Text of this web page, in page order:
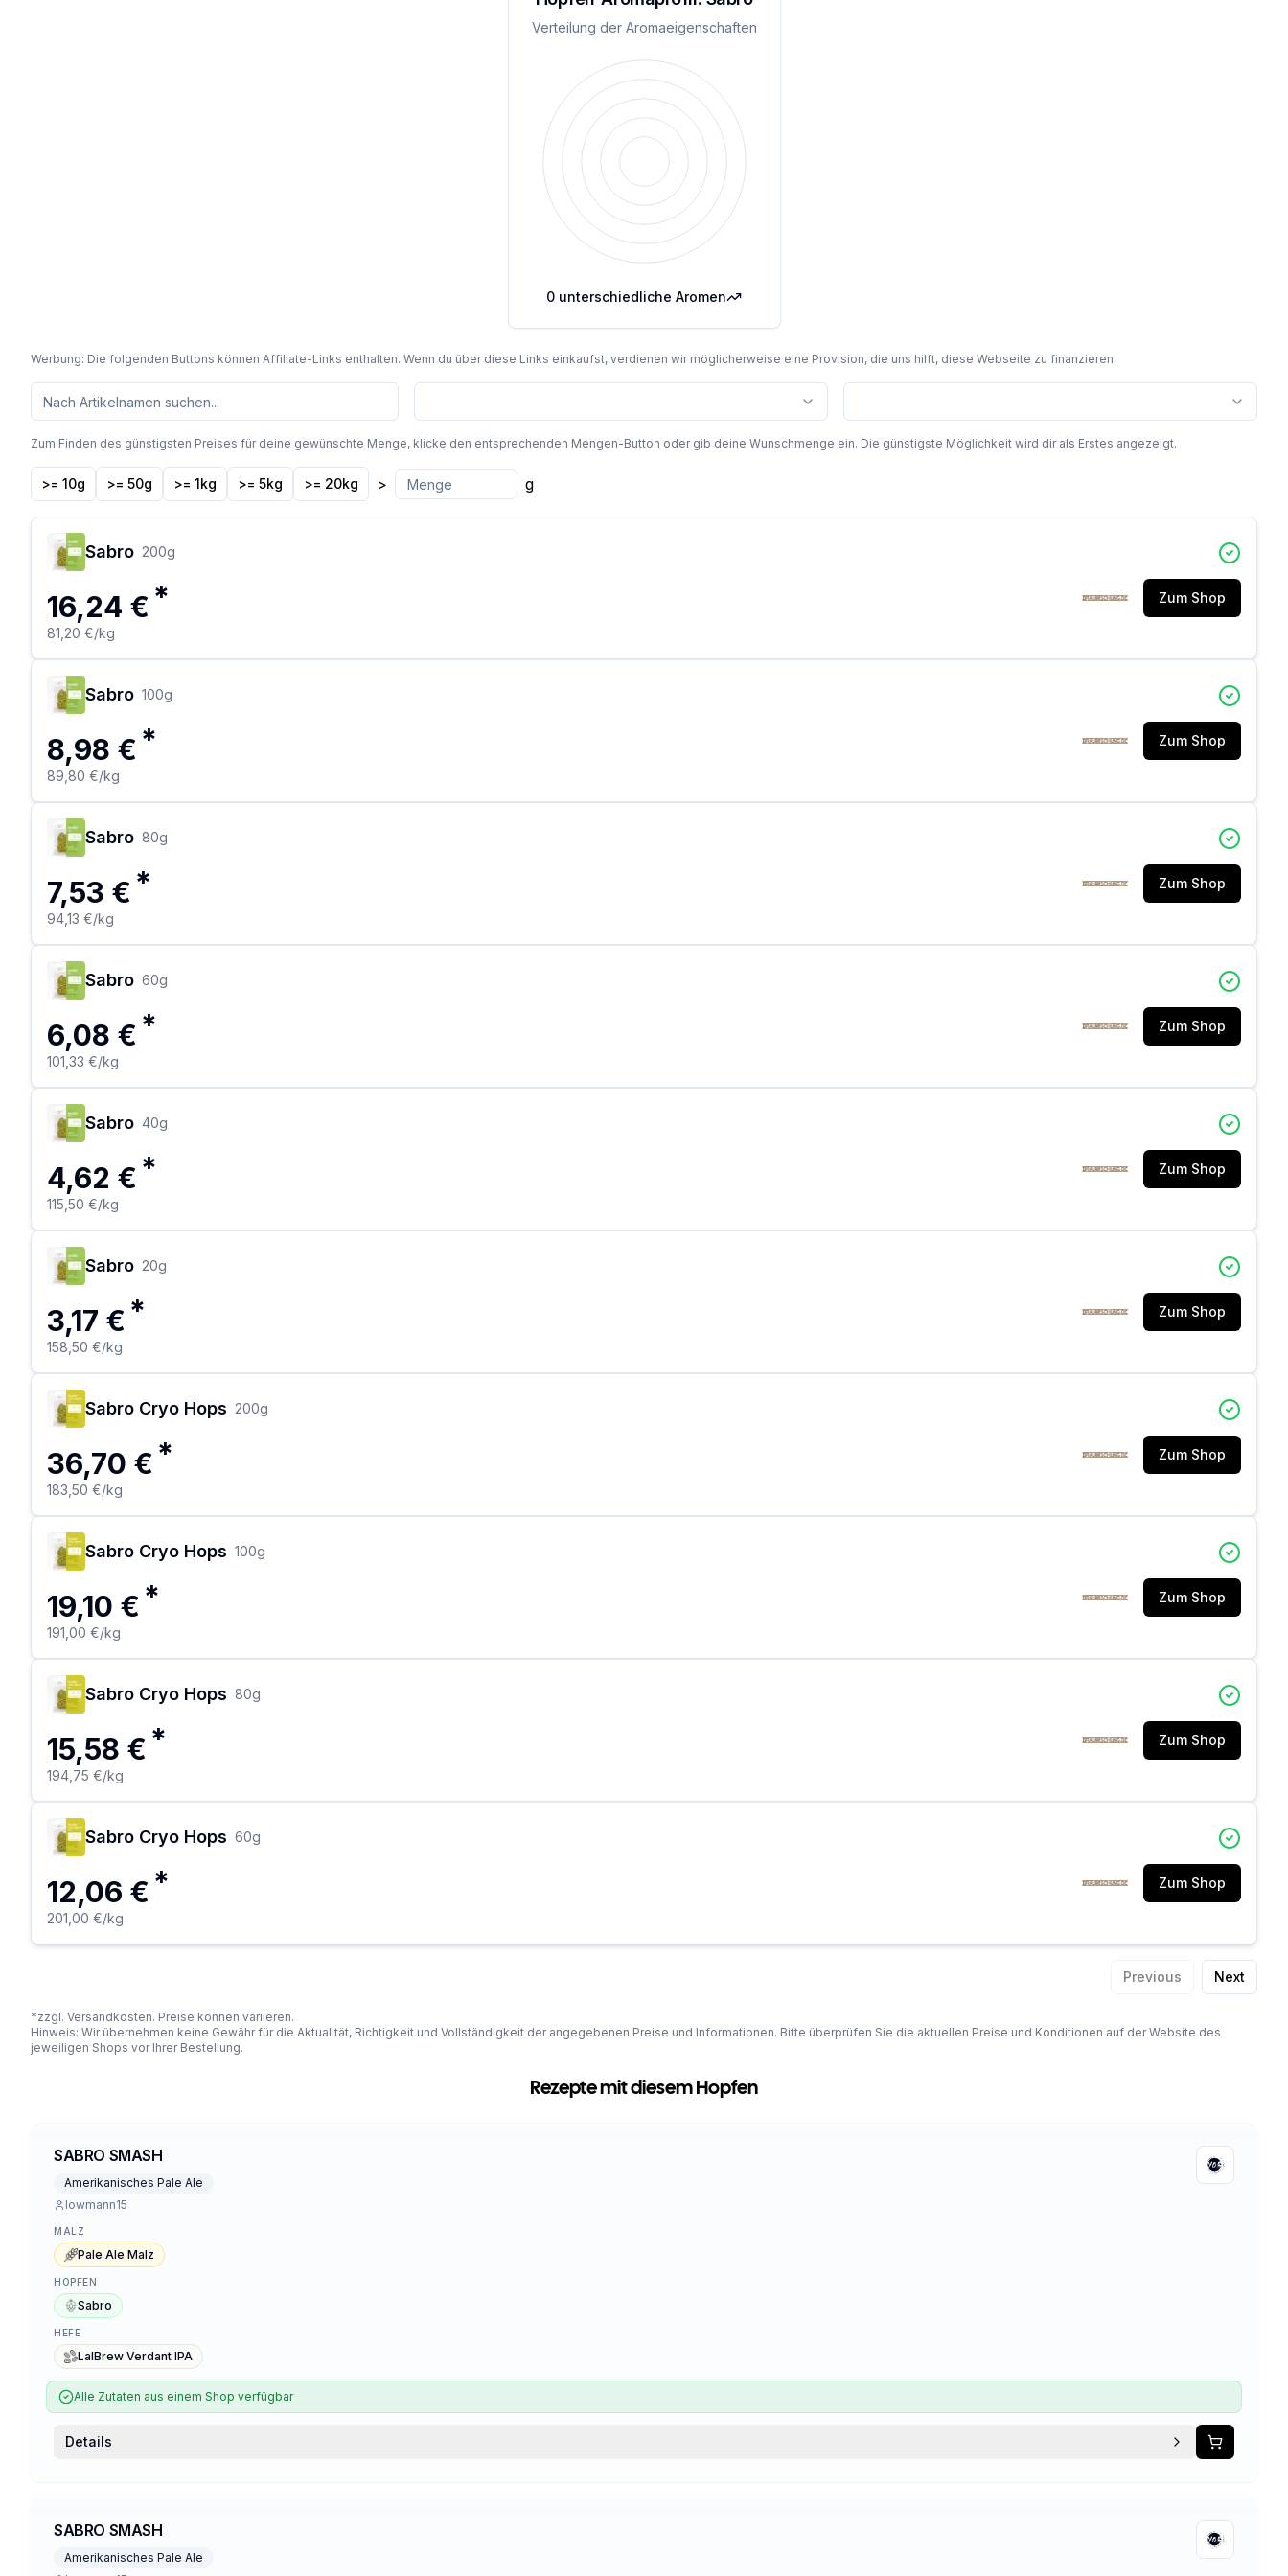
Verteilung der Aromaeigenschaften
0 unterschiedliche Aromen
Werbung: Die folgenden Buttons können Affiliate-Links enthalten. Wenn du über diese Links einkaufst, verdienen wir möglicherweise eine Provision, die uns hilft, diese Webseite zu finanzieren.
Zum Finden des günstigsten Preises für deine gewünschte Menge, klicke den entsprechenden Mengen-Button oder gib deine Wunschmenge ein. Die günstigste Möglichkeit wird dir als Erstes angezeigt.
>= 10g >= 50g >= 1kg >= 5kg >= 20kg > g
Sabro 200g
16,24 € *
81,20 €/kg
Zum Shop
Sabro 100g
8,98 € *
89,80 €/kg
Zum Shop
Sabro 80g
7,53 € *
94,13 €/kg
Zum Shop
Sabro 60g
6,08 € *
101,33 €/kg
Zum Shop
Sabro 40g
4,62 € *
115,50 €/kg
Zum Shop
Sabro 20g
3,17 € *
158,50 €/kg
Zum Shop
Sabro Cryo Hops 200g
36,70 € *
183,50 €/kg
Zum Shop
Sabro Cryo Hops 100g
19,10 € *
191,00 €/kg
Zum Shop
Sabro Cryo Hops 80g
15,58 € *
194,75 €/kg
Zum Shop
Sabro Cryo Hops 60g
12,06 € *
201,00 €/kg
Zum Shop
Previous Next
*zzgl. Versandkosten. Preise können variieren.
Hinweis: Wir übernehmen keine Gewähr für die Aktualität, Richtigkeit und Vollständigkeit der angegebenen Preise und Informationen. Bitte überprüfen Sie die aktuellen Preise und Konditionen auf der Website des
jeweiligen Shops vor Ihrer Bestellung.
Rezepte mit diesem Hopfen
SABRO SMASH
Amerikanisches Pale Ale
lowmann15
MALZ
Pale Ale Malz
HOPFEN
Sabro
HEFE
LalBrew Verdant IPA
Alle Zutaten aus einem Shop verfügbar
Details
SABRO SMASH
Amerikanisches Pale Ale